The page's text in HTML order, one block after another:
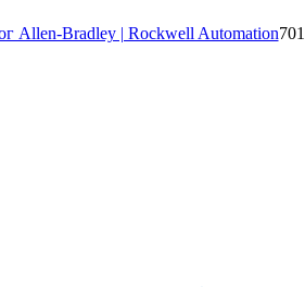
Allen-Bradley | Rockwell Automation701